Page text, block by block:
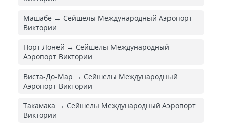
Машабе → Сейшелы Международный Аэропорт
Виктории
Порт Лоней → Сейшелы Международный
Аэропорт Виктории
Виста-До-Мар → Сейшелы Международный
Аэропорт Виктории
Такамака → Сейшелы Международный Аэропорт
Виктории